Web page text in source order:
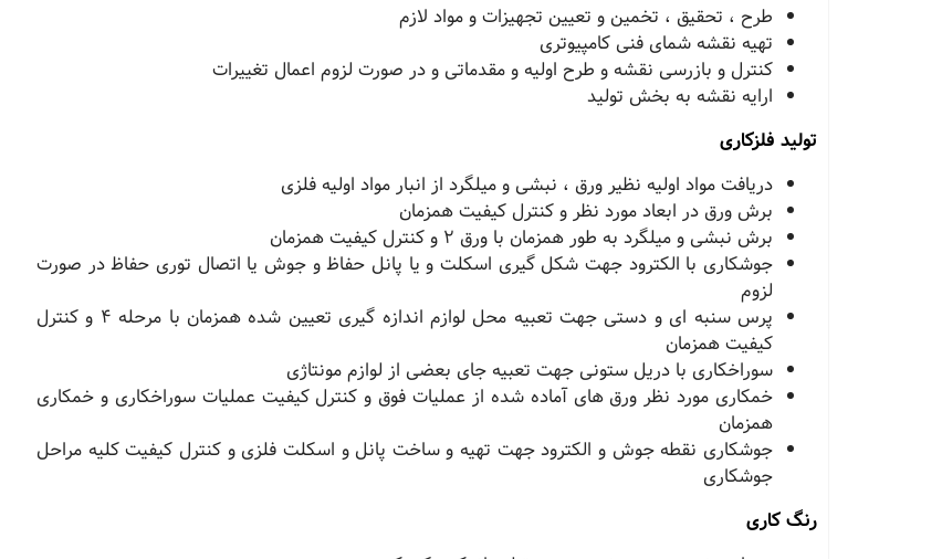
طرح ، تحقیق ، تخمین و تعیین تجهیزات و مواد لازم
تهیه نقشه شمای فنی کامپیوتری
کنترل و بازرسی نقشه و طرح اولیه و مقدماتی و در صورت لزوم اعمال تغییرات
ارایه نقشه به بخش تولید
تولید فلزکاری
دریافت مواد اولیه نظیر ورق ، نبشی و میلگرد از انبار مواد اولیه فلزی
برش ورق در ابعاد مورد نظر و کنترل کیفیت همزمان
برش نبشی و میلگرد به طور همزمان با ورق ٢ و کنترل کیفیت همزمان
جوشکاری با الکترود جهت شکل گیری اسکلت و یا پانل حفاظ و جوش یا اتصال توری حفاظ در صورت
لزوم
پرس سنبه ای و دستی جهت تعبیه محل لوازم اندازه گیری تعیین شده همزمان با مرحله ٤ و کنترل
کیفیت همزمان
سوراخکاری با دریل ستونی جهت تعبیه جای بعضی از لوازم مونتاژی
خمکاری مورد نظر ورق های آماده شده از عملیات فوق و کنترل کیفیت عملیات سوراخکاری و خمکاری
همزمان
جوشکاری نقطه جوش و الکترود جهت تهیه و ساخت پانل و اسکلت فلزی و کنترل کیفیت کلیه مراحل
جوشکاری
رنگ کاری